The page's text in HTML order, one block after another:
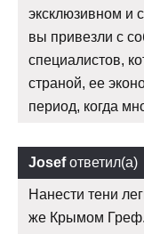
эксклюзивном и
вы привезли с
специалистов,
страной, ее
период, когда
Josefответил(а)
Нанести тени
же Крымом Греф.